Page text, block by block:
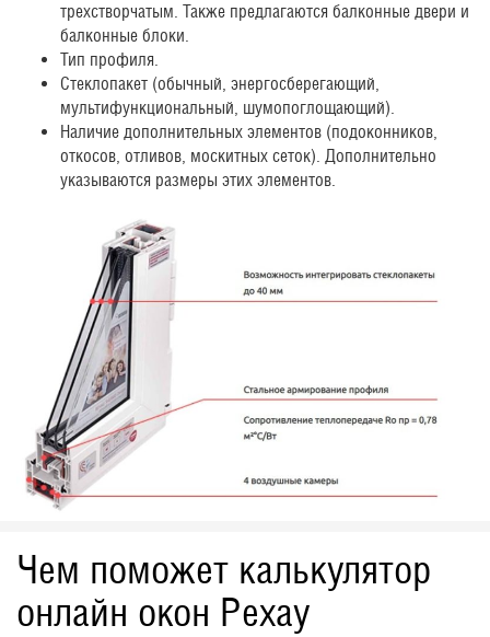
трехстворчатым. Также предлагаются балконные двери и
балконные блоки.
Тип профиля.
Стеклопакет (обычный, энергосберегающий,
мультифункциональный, шумопоглощающий).
Наличие дополнительных элементов (подоконников,
откосов, отливов, москитных сеток). Дополнительно
указываются размеры этих элементов.
Чем поможет калькулятор
онлайн окон Рехау